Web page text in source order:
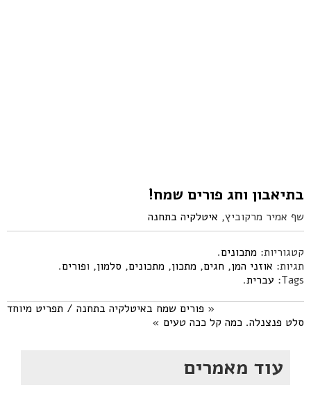
בתיאבון וחג פורים שמח!
שף אמיר מרקוביץ, איטלקיה בתחנה
קטגוריות: מתכונים.
תגיות: אוזני המן, חגים, מתכון, מתכונים, סלמון, ופורים.
Tags: עברית.
« פורים שמח באיטלקיה בתחנה / תפריט מיוחד
סלט פנצנלה. כמה קל ככה טעים »
עוד מאמרים